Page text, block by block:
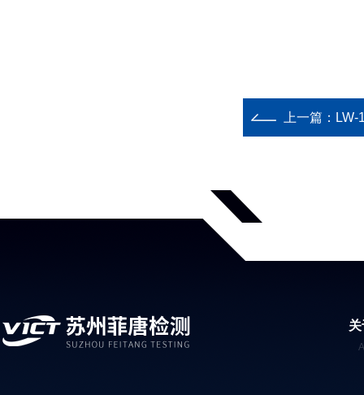
上一篇： LW-